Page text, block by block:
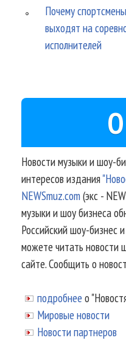
Почему
выходят на
исполнителей
Новости музыки и шоу-
интересов издания
NEWSmuz.com(экс -
музыки и шоу бизнеса
Российский шоу-бизнес
можете читать новости
сайте. Сообщить о
подробнее о
Мировые новости
Новости партнеров